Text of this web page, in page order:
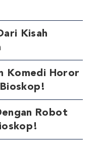
Kisah
Komedi Horor
Robot